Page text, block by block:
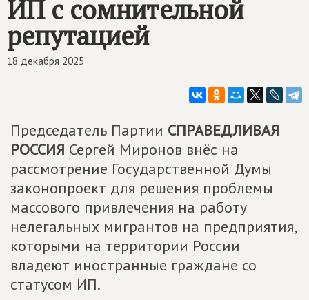
ИП с сомнительной
репутацией
18 декабря 2025
Председатель Партии СПРАВЕДЛИВАЯ
РОССИЯ Сергей Миронов внёс на
рассмотрение Государственной Думы
законопроект для решения проблемы
массового привлечения на работу
нелегальных мигрантов на предприятия,
которыми на территории России
владеют иностранные граждане со
статусом ИП.